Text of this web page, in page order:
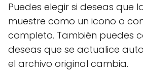
Puedes elegir si deseas que
muestre como un icono o
completo. También puedes
deseas que se actualice
el archivo original cambia.